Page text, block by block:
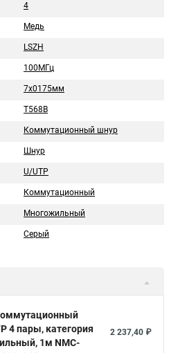
4
Медь
LSZH
100МГц
7x0175мм
T568B
Коммутационный шнур
Шнур
U/UTP
Коммутационный
Многожильный
Серый
4 пары, категория
1м NMC-
2 237,40 ₽